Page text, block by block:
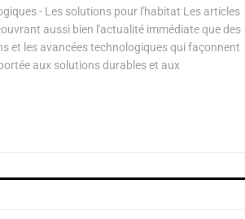
- Les solutions pour l'habitat Les articles
aussi bien l'actualité immédiate que des
et les avancées technologiques qui façonnent
aux solutions durables et aux